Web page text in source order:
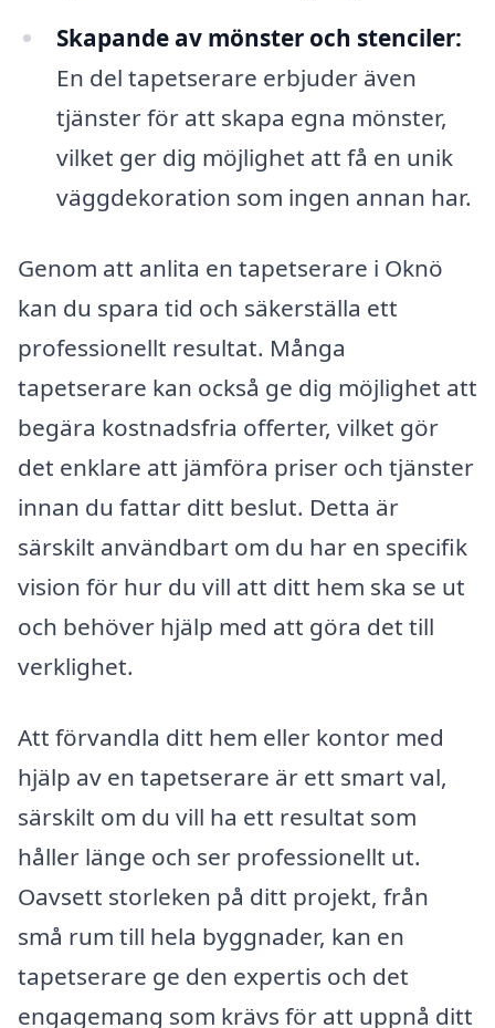
Skapande av mönster och stenciler:
En del tapetserare erbjuder även
tjänster för att skapa egna mönster,
vilket ger dig möjlighet att få en unik
väggdekoration som ingen annan har.
Genom att anlita en tapetserare i Oknö
kan du spara tid och säkerställa ett
professionellt resultat. Många
tapetserare kan också ge dig möjlighet att
begära kostnadsfria offerter, vilket gör
det enklare att jämföra priser och tjänster
innan du fattar ditt beslut. Detta är
särskilt användbart om du har en specifik
vision för hur du vill att ditt hem ska se ut
och behöver hjälp med att göra det till
verklighet.
Att förvandla ditt hem eller kontor med
hjälp av en tapetserare är ett smart val,
särskilt om du vill ha ett resultat som
håller länge och ser professionellt ut.
Oavsett storleken på ditt projekt, från
små rum till hela byggnader, kan en
tapetserare ge den expertis och det
engagemang som krävs för att uppnå ditt